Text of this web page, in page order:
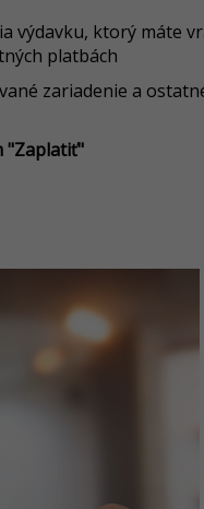
výdavku, ktorý máte
platbách
zariadenie a
"Zaplatiť"